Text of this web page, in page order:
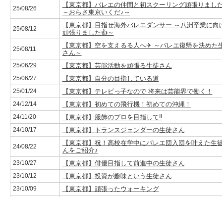
25/08/26
【東京都】バレエの仲間と初スクーリング頑張りまし
～おらさ東京いくだ♪～
25/08/12
【東京都】目指せ海外バレエダンサー ～八洲卒業に向
頑張りました👍～
25/08/11
【東京都】空を支えるる人へ✈ ～バレエ復帰を決めた
さん～
25/06/29 【東京都】芸能活動を頑張る生徒さん
25/06/27 【東京都】自分の目指している道
25/01/24 【東京都】テレビっ子なので 将来は芸能界で働く！
24/12/14 【東京都】初めての飛行機！初めての沖縄！
24/11/20 【東京都】服飾のプロを目指して‼
24/10/17 【東京都】トランスジェンダーの生徒さん
24/08/22
【東京都】祝！高校在学中にバレエ団入団を叶えた生
んをご紹介♪
23/10/27 【東京都】俳優目指して前進中の生徒さん
23/10/12 【東京都】投資が趣味という生徒さん
23/10/09 【東京都】頑張ったウォーキング